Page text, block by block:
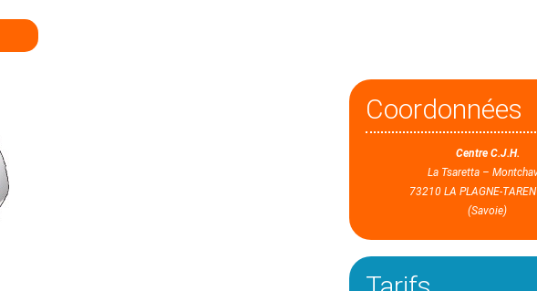
Coordonnées
Centre C.J.H.
La Tsaretta –
73210 LA PLAGNE-
(Savoie)